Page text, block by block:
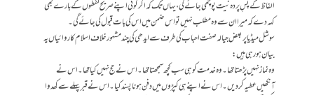
الفاظ کے پسِ پردہ نیت پوچھی جائے گی،یہاں تک کہ اگر کوئی اپنے صریح لفظوں کے بارے بھی
کہہ دے کہ میرا ان سے وہ مطلب نہیں تواس ضمن میں اس کی بات قبول کی جائے گی۔
سوشل میڈیا پر بعض جیالہ صفت احباب کی طرف سے ایدھی کی چند مشہورخلاف اسلام کاروائیاں یہ
بیان ہورہی ہیں:
وہ نماز نہیں پڑھتاتھا۔ وہ خدمت کو ہی سب کچھ سمجھتا تھا۔ اس نے حج نہیں کیا تھا۔ اس نے
آنکھیں عطیہ کر دیں ۔ا س نے اپنے ہی کپڑوں میں دفن ہونا پسند کیا۔ اس نے قبر پہلے سے کھدوا